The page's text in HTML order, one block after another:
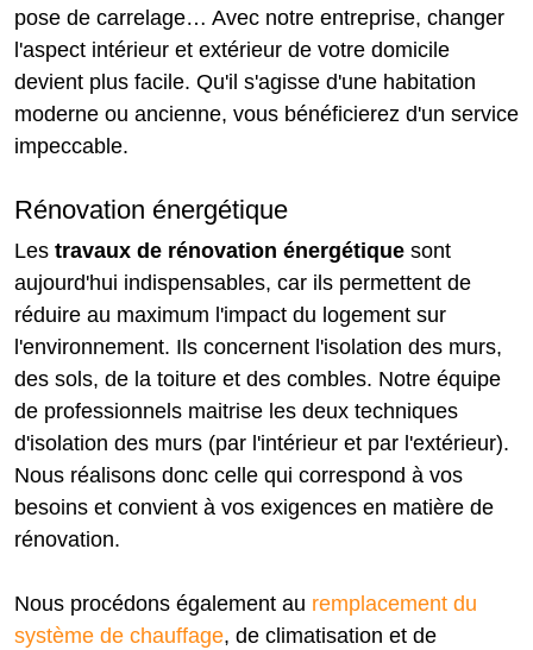
pose de carrelage… Avec notre entreprise, changer
l'aspect intérieur et extérieur de votre domicile
devient plus facile. Qu'il s'agisse d'une habitation
moderne ou ancienne, vous bénéficierez d'un service
impeccable.
Rénovation énergétique
Les travaux de rénovation énergétique sont
aujourd'hui indispensables, car ils permettent de
réduire au maximum l'impact du logement sur
l'environnement. Ils concernent l'isolation des murs,
des sols, de la toiture et des combles. Notre équipe
de professionnels maitrise les deux techniques
d'isolation des murs (par l'intérieur et par l'extérieur).
Nous réalisons donc celle qui correspond à vos
besoins et convient à vos exigences en matière de
rénovation.
Nous procédons également au remplacement du
système de chauffage, de climatisation et de